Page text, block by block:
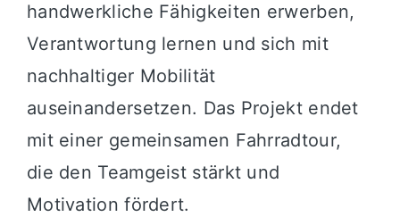
handwerkliche Fähigkeiten erwerben,
Verantwortung lernen und sich mit
nachhaltiger Mobilität
auseinandersetzen. Das Projekt endet
mit einer gemeinsamen Fahrradtour,
die den Teamgeist stärkt und
Motivation fördert.